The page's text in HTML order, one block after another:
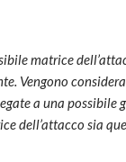
matrice
Vengono
a una possibile
dell’attacco sia